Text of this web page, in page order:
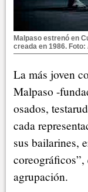
Malpaso estrenó en
creada en 1986.
La más joven
Malpaso -
osados,
cada
sus bailarines,
agrupación.